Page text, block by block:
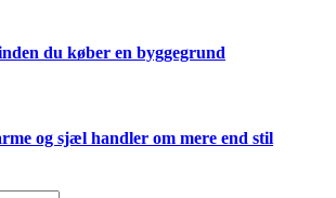
du køber en byggegrund
og sjæl handler om mere end stil